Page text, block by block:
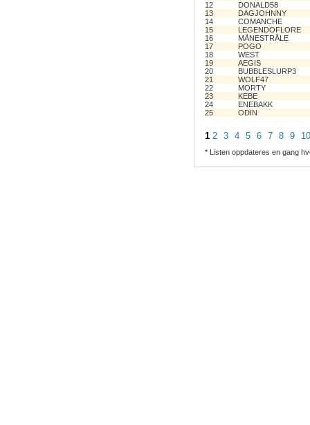
12
DONALD58
13
DAGJOHNNY
14
COMANCHE
15
LEGENDOFLORE
16
MÅNESTRÅLE
17
POGO
18
WEST
19
AEGIS
20
BUBBLESLURP3
21
WOLF47
22
MORTY
23
KEBE
24
ENEBAKK
25
ODIN
1 2 3 4 5 6 7 8 9 10
* Listen oppdateres en gang